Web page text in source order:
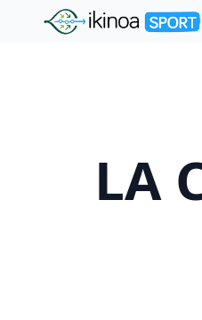
"Ikinoa Sport"
LA